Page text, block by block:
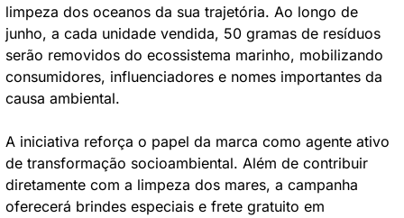
limpeza dos oceanos da sua trajetória. Ao longo de
junho, a cada unidade vendida, 50 gramas de resíduos
serão removidos do ecossistema marinho, mobilizando
consumidores, influenciadores e nomes importantes da
causa ambiental.
A iniciativa reforça o papel da marca como agente ativo
de transformação socioambiental. Além de contribuir
diretamente com a limpeza dos mares, a campanha
oferecerá brindes especiais e frete gratuito em